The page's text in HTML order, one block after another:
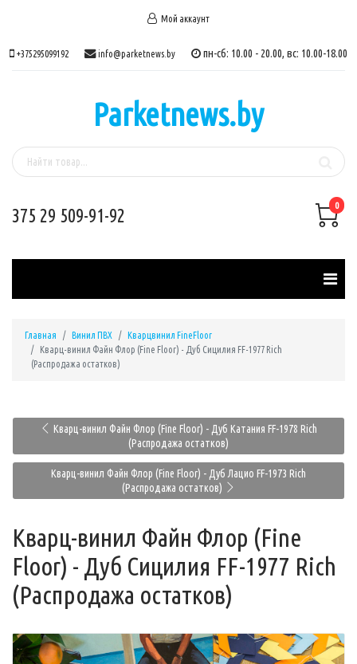
Мой аккаунт
+375295099192 info@parketnews.by пн-сб: 10.00 - 20.00, вс: 10.00-18.00
Parketnews.by
375 29 509-91-92 0
Главная Винил ПВХ
Кварцвинил FineFloor
Кварц-винил Файн Флор (Fine Floor) - Дуб Сицилия FF-1977 Rich
(Распродажа остатков)
Кварц-винил Файн Флор (Fine Floor) - Дуб Катания FF-1978 Rich
(Распродажа остатков)
Кварц-винил Файн Флор (Fine Floor) - Дуб Лацио FF-1973 Rich
(Распродажа остатков)
Кварц-винил Файн Флор (Fine
Floor) - Дуб Сицилия FF-1977 Rich
(Распродажа остатков)